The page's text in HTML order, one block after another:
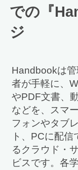
での『
ジ
Handbookは管
者が手軽に、
やPDF文書、
などを、スマ
フォンやタブ
ト、PCに配信
るクラウド・
ビスです。各